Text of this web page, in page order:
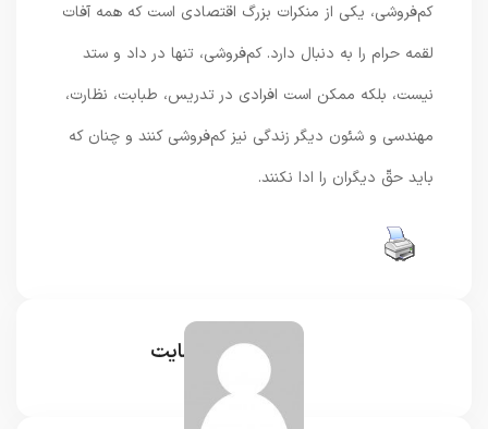
كم‌فروشى، يكى از منكرات بزرگ اقتصادى است كه همه آفات
لقمه حرام را به دنبال دارد. كم‌فروشى، تنها در داد و ستد
نيست، بلكه ممكن است افرادى در تدريس، طبابت، نظارت،
مهندسى و شئون ديگر زندگى نيز كم‌فروشى كنند و چنان كه
بايد حقّ ديگران را ادا نكنند.
مدیر سایت